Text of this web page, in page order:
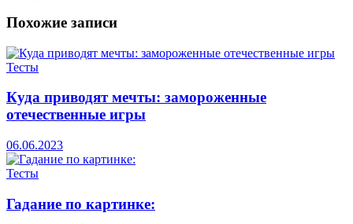
Похожие записи
Тесты
Куда приводят мечты: замороженные
отечественные игры
06.06.2023
Тесты
Гадание по картинке: